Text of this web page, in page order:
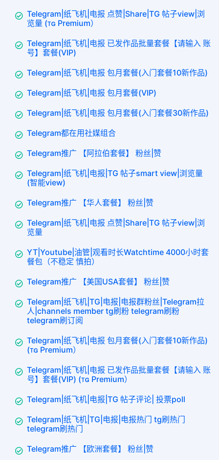
Telegram|纸飞机|电报 点赞|Share|TG 帖子view|浏
览量 (ᴛɢ Premium）
Telegram|纸飞机|电报 已发作品批量套餐【请输入 账
号】套餐(VIP)
Telegram|纸飞机|电报 包月套餐(入门套餐10新作品)
Telegram|纸飞机|电报 包月套餐(VIP)
Telegram|纸飞机|电报 包月套餐(入门套餐30新作品)
Telegram都在用社媒组合
Telegram推广 【阿拉伯套餐】 粉丝|赞
Telegram|纸飞机|电报|TG 帖子smart view|浏览量
(智能view)
Telegram推广 【华人套餐】 粉丝|赞
Telegram|纸飞机|电报 点赞|Share|TG 帖子view|浏
览量
YT|Youtube|油管|观看时长Watchtime 4000小时套
餐包（不稳定 慎拍）
Telegram推广 【美国USA套餐】 粉丝|赞
Telegram|纸飞机|TG|电报|电报群粉丝|Telegram拉
人|channels member tg刷粉 telegram刷粉
telegram刷订阅
Telegram|纸飞机|电报 包月套餐(入门套餐10新作品)
(ᴛɢ Premium）
Telegram|纸飞机|电报 已发作品批量套餐【请输入 账
号】套餐(VIP) (ᴛɢ Premium）
Telegram|纸飞机|电报|TG 帖子评论| 投票poll
Telegram|纸飞机|TG|电报|电报热门 tg刷热门
telegram刷热门
Telegram推广 【欧洲套餐】 粉丝|赞